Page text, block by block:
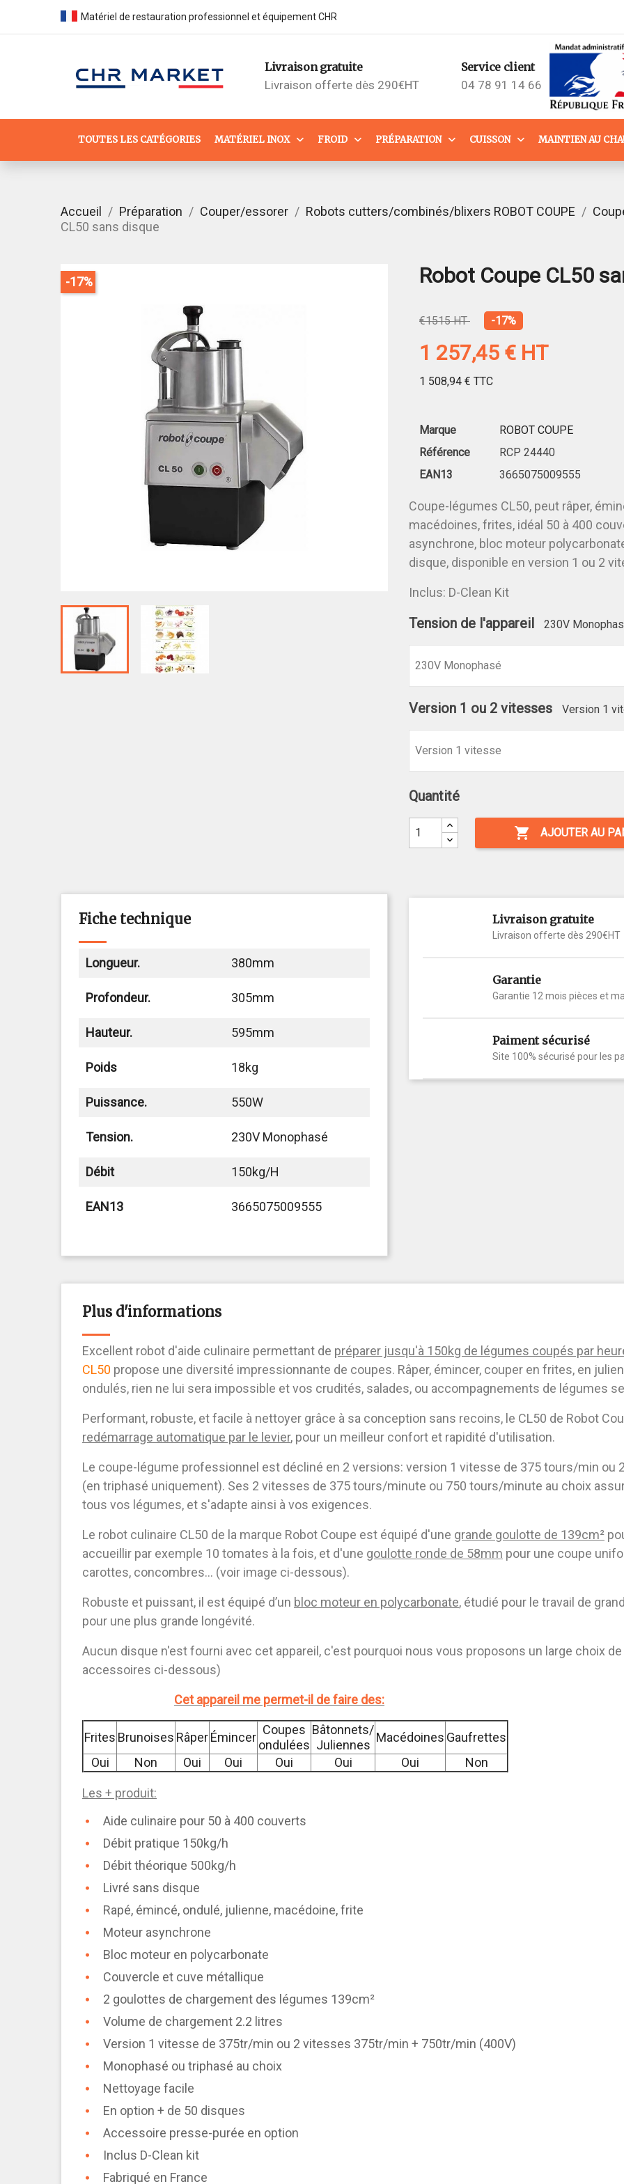
Matériel de restauration professionnel et équipement CHR
Livraison gratuite
Livraison offerte dès 290€HT
Service client
04 78 91 14 66
TOUTES LES CATÉGORIES MATÉRIEL INOX FROID PRÉPARATION CUISSON MAINTIEN AU
Accueil Préparation Couper/essorer Robots cutters/combinés/blixers ROBOT COUPE
CL50 sans disque
-17% Robot Coupe CL50
€1515 HT -17%
1 257,45 € HT
1 508,94 € TTC
Marque
ROBOT COUPE
Référence
RCP 24440
EAN13
3665075009555
Coupe-légumes CL50, peut râper,
macédoines, frites, idéal 50 à 400
asynchrone, bloc moteur
disque, disponible en version 1 ou 2
Inclus: D-Clean Kit
Tension de l'appareil 230V
Version 1 ou 2 vitesses Version 1
Quantité
 AJOUTER AU
Fiche technique
Longueur. 380mm
Profondeur. 305mm
Hauteur. 595mm
Poids 18kg
Puissance. 550W
Tension. 230V Monophasé
Débit 150kg/h
EAN13 3665075009555
Livraison gratuite
Livraison offerte dès 290€HT
Garantie
Garantie 12 mois pièces et
Paiment sécurisé
Site 100% sécurisé pour les
Plus d'informations
Excellent robot d'aide culinaire permettant de préparer jusqu'à 150kg de légumes coupés par
CL50 propose une diversité impressionnante de coupes. Râper, émincer, couper en frites, en
ondulés, rien ne lui sera impossible et vos crudités, salades, ou accompagnements de légumes
Performant, robuste, et facile à nettoyer grâce à sa conception sans recoins, le CL50 de Robot
redémarrage automatique par le levier, pour un meilleur confort et rapidité d'utilisation.
Le coupe-légume professionnel est décliné en 2 versions: version 1 vitesse de 375 tours/min
(en triphasé uniquement). Ses 2 vitesses de 375 tours/minute ou 750 tours/minute au choix
tous vos légumes, et s'adapte ainsi à vos exigences.
Le robot culinaire CL50 de la marque Robot Coupe est équipé d'une grande goulotte de 139cm²
accueillir par exemple 10 tomates à la fois, et d'une goulotte ronde de 58mm pour une coupe
carottes, concombres... (voir image ci-dessous).
Robuste et puissant, il est équipé d’un bloc moteur en polycarbonate, étudié pour le travail de
pour une plus grande longévité.
Aucun disque n'est fourni avec cet appareil, c'est pourquoi nous vous proposons un large choix
accessoires ci-dessous)
Cetappareil me permet-il de faire des:
Frites Brunoises RâperÉmincer
Coupes
ondulées
Bâtonnets/
Juliennes
Macédoines Gaufrettes
Oui
Non Oui Oui Oui Oui Oui Non
Les + produit:
Aide culinaire pour 50 à 400 couverts
Débit pratique 150kg/h
Débit théorique 500kg/h
Livré sans disque
Rapé, émincé, ondulé, julienne, macédoine, frite
Moteur asynchrone
Bloc moteur en polycarbonate
Couvercle et cuve métallique
2 goulottes de chargement des légumes 139cm²
Volume de chargement 2.2 litres
Version 1 vitesse de 375tr/min ou 2 vitesses 375tr/min + 750tr/min (400V)
Monophasé ou triphasé au choix
Nettoyage facile
En option + de 50 disques
Accessoire presse-purée en option
Inclus D-Clean kit
Fabriqué en France